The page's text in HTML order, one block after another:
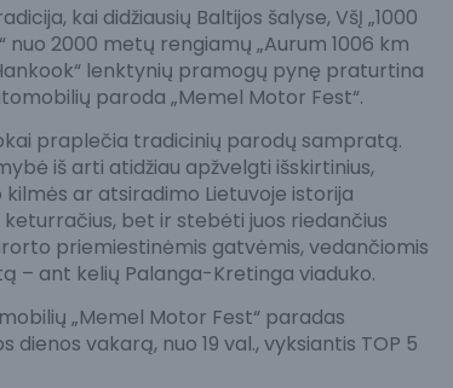
kai didžiausių Baltijos šalyse, VšĮ „1000
nuo 2000 metų rengiamų „Aurum 1006 km
lenktynių pramogų pynę praturtina
paroda „Memel Motor Fest“.
praplečia tradicinių parodų sampratą.
iš arti atidžiau apžvelgti išskirtinius,
kilmės ar atsiradimo Lietuvoje istorija
keturračius, bet ir stebėti juos riedančius
priemiestinėmis gatvėmis, vedančiomis
– ant kelių Palanga-Kretinga viaduko.
„Memel Motor Fest“ paradas
dienos vakarą, nuo 19 val., vyksiantis TOP 5